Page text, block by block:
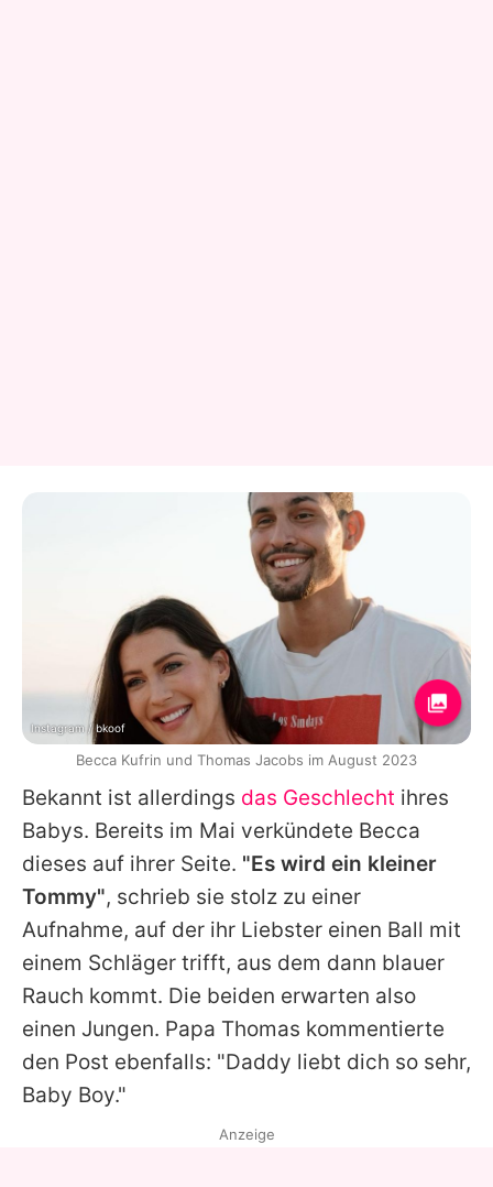
Bekannt ist allerdings das Geschlecht ihres
Babys. Bereits im Mai verkündete Becca
dieses auf ihrer Seite. "Es wird ein kleiner
Tommy", schrieb sie stolz zu einer
Aufnahme, auf der ihr Liebster einen Ball mit
einem Schläger trifft, aus dem dann blauer
Rauch kommt. Die beiden erwarten also
einen Jungen. Papa Thomas kommentierte
den Post ebenfalls: "Daddy liebt dich so sehr,
Baby Boy."
Instagram / bkoof
Becca Kufrin und Thomas Jacobs im August 2023
Anzeige